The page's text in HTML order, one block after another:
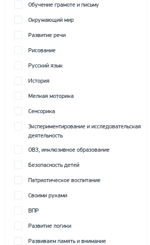
Обучение грамоте и письму
Окружающий мир
Развитие речи
Рисование
Русский язык
История
Мелкая моторика
Сенсорика
Экспериментирование и исследовательская
деятельность
ОВЗ, инклюзивное образование
Безопасность детей
Патриотическое воспитание
Своими руками
ВПР
Развитие логики
Развиваем память и внимание